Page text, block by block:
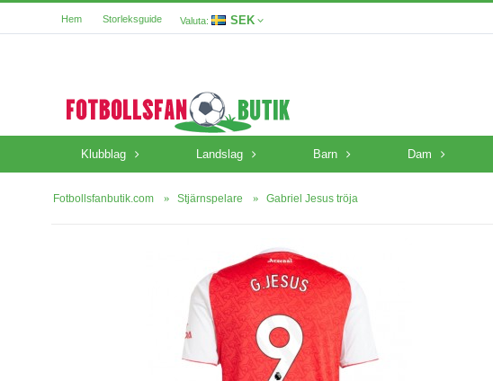
Hem Storleksguide Valuta: SEK
Klubblag Landslag Barn Dam
Fotbollsfanbutik.com Stjärnspelare Gabriel Jesus tröja